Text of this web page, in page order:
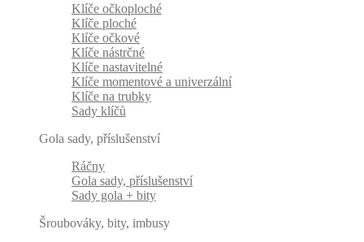
Klíče očkoploché
Klíče ploché
Klíče očkové
Klíče nástrčné
Klíče nastavitelné
Klíče momentové a univerzální
Klíče na trubky
Sady klíčů
Gola sady, příslušenství
Ráčny
Gola sady, příslušenství
Sady gola + bity
Šroubováky, bity, imbusy